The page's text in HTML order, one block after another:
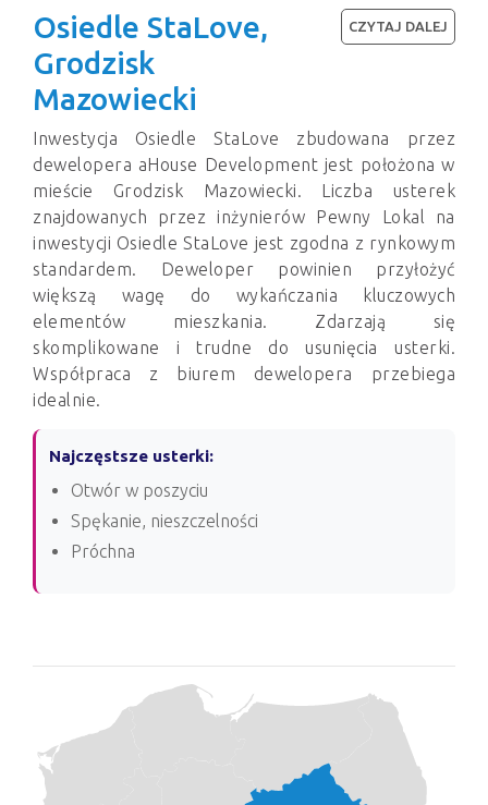
Osiedle StaLove,
Grodzisk
Mazowiecki
Inwestycja Osiedle StaLove zbudowana przez
dewelopera aHouse Development jest położona w
mieście Grodzisk Mazowiecki. Liczba usterek
znajdowanych przez inżynierów Pewny Lokal na
inwestycji Osiedle StaLove jest zgodna z rynkowym
standardem. Deweloper powinien przyłożyć
większą wagę do wykańczania kluczowych
elementów mieszkania. Zdarzają się
skomplikowane i trudne do usunięcia usterki.
Współpraca z biurem dewelopera przebiega
idealnie.
Najczęstsze usterki:
Otwór w poszyciu
Spękanie, nieszczelności
Próchna
CZYTAJ DALEJ